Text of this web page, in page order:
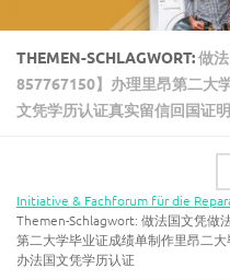
THEMEN-SCHLAGWORT:做
857767150】办理里昂第二大
文凭学历认证真实留信回国证
Initiative & Fachforum für die
Themen-Schlagwort: 做法国文凭做
第二大学毕业证成绩单制作里昂二
办法国文凭学历认证